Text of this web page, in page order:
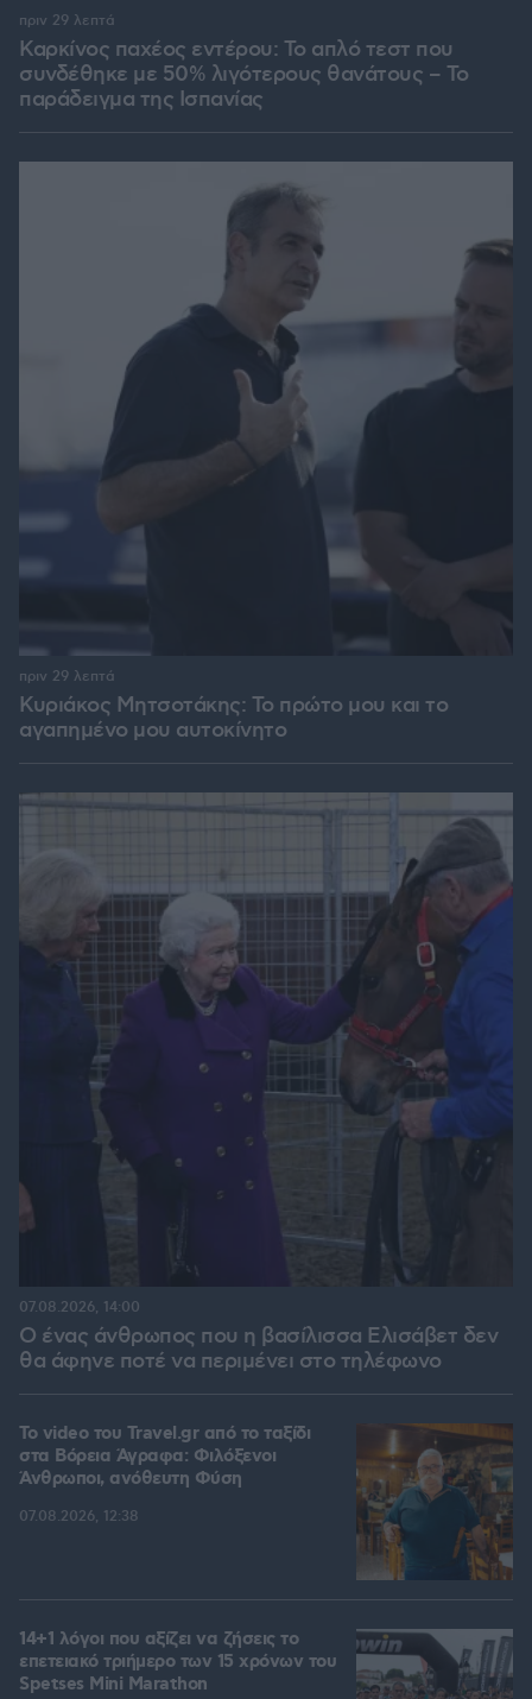
Καρκίνος παχέος εντέρου: Το απλό τεστ που
συνδέθηκε με 50% λιγότερους θανάτους – Το
παράδειγμα της Ισπανίας
πριν 29 λεπτά
Κυριάκος Μητσοτάκης: Το πρώτο μου και το
αγαπημένο μου αυτοκίνητο
πριν 29 λεπτά
Ο ένας άνθρωπος που η βασίλισσα Ελισάβετ δεν
θα άφηνε ποτέ να περιμένει στο τηλέφωνο
07.08.2026, 14:00
To video του Travel.gr από το ταξίδι
στα Βόρεια Άγραφα: Φιλόξενοι
Άνθρωποι, ανόθευτη Φύση
07.08.2026, 12:38
14+1 λόγοι που αξίζει να ζήσεις το
επετειακό τριήμερο των 15 χρόνων του
Spetses Mini Marathon